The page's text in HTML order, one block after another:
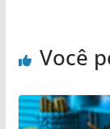
Você